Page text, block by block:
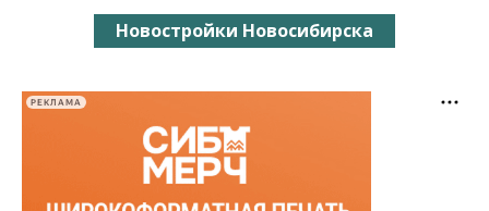
Новостройки Новосибирска
РЕКЛАМА